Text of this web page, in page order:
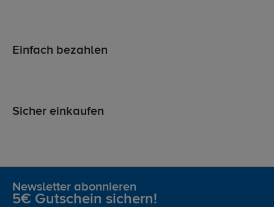
Einfach bezahlen
Sicher einkaufen
Newsletter abonnieren
5€ Gutschein sichern!